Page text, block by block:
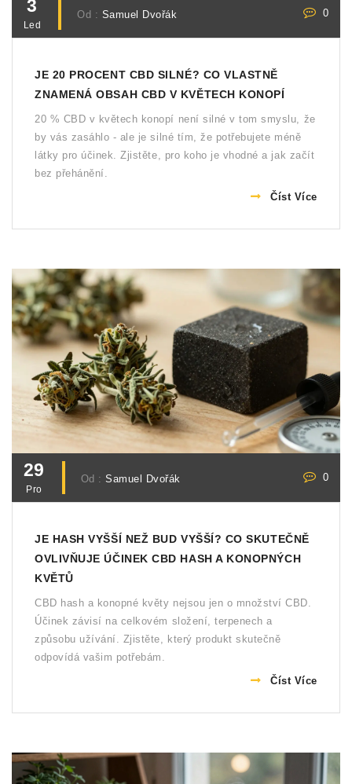
3
Led
Od : Samuel Dvořák 0
JE 20 PROCENT CBD SILNÉ? CO VLASTNĚ
ZNAMENÁ OBSAH CBD V KVĚTECH KONOPÍ
20 % CBD v květech konopí není silné v tom smyslu, že
by vás zasáhlo - ale je silné tím, že potřebujete méně
látky pro účinek. Zjistěte, pro koho je vhodné a jak začít
bez přehánění.
Číst Více
29
Pro
Od :Samuel Dvořák 0
JE HASH VYŠŠÍ NEŽ BUD VYŠŠÍ? CO SKUTEČNĚ
OVLIVŇUJE ÚČINEK CBD HASH A KONOPNÝCH
KVĚTŮ
CBD hash a konopné květy nejsou jen o množství CBD.
Účinek závisí na celkovém složení, terpenech a
způsobu užívání. Zjistěte, který produkt skutečně
odpovídá vašim potřebám.
Číst Více